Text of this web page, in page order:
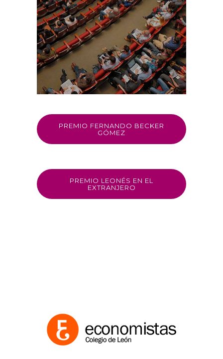
PREMIO FERNANDO BECKER
GÓMEZ
PREMIO LEONÉS EN EL
EXTRANJERO